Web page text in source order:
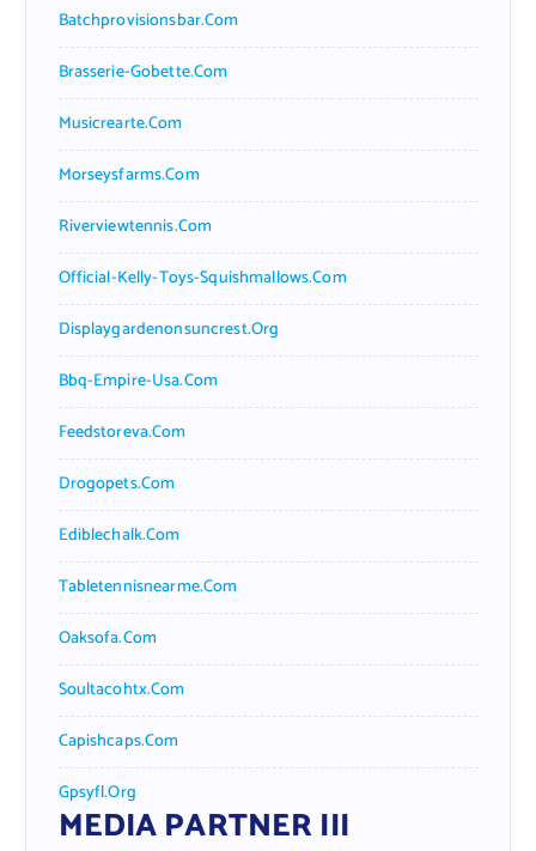
Batchprovisionsbar.com
Brasserie-Gobette.com
Musicrearte.com
Morseysfarms.com
Riverviewtennis.com
Official-Kelly-Toys-Squishmallows.com
Displaygardenonsuncrest.org
Bbq-Empire-Usa.com
Feedstoreva.com
Drogopets.com
Ediblechalk.com
Tabletennisnearme.com
Oaksofa.com
Soultacohtx.com
Capishcaps.com
Gpsyfl.org
MEDIA PARTNER III